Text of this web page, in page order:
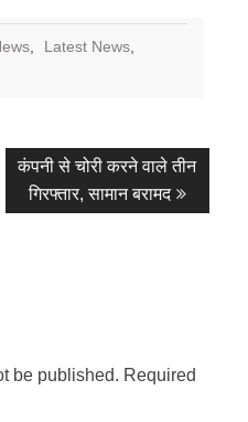
Latest News
Next
post:
कंपनी से चोरी करने वाले तीन
गिरफ्तार, सामान बरामद
be published. Required